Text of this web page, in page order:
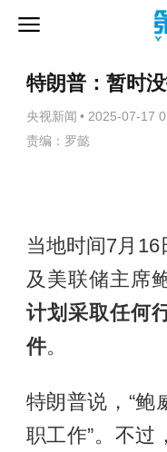
特朗普：暂时
央视新闻 • 2025-07-17
责编：罗懿
当地时间7月
及美联储主席
计划采取任何
件。
特朗普说，“鲍
职工作”。不过